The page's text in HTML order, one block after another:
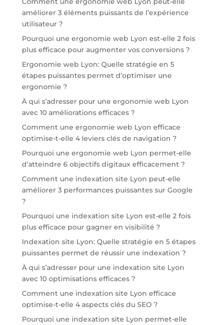
améliorer 3 éléments puissants de l’expérience
utilisateur ?
Pourquoi une ergonomie web Lyon est-elle 2 fois
plus efficace pour augmenter vos conversions ?
Ergonomie web Lyon: Quelle stratégie en 5
étapes puissantes permet d’optimiser une
ergonomie ?
À qui s’adresser pour une ergonomie web Lyon
avec 10 améliorations efficaces ?
Comment une ergonomie web Lyon efficace
optimise-t-elle 4 leviers clés de navigation ?
Pourquoi une ergonomie web Lyon permet-elle
d’atteindre 6 objectifs digitaux efficacement ?
Comment une indexation site Lyon peut-elle
améliorer 3 performances puissantes sur Google
?
Pourquoi une indexation site Lyon est-elle 2 fois
plus efficace pour gagner en visibilité ?
Indexation site Lyon: Quelle stratégie en 5 étapes
puissantes permet de réussir une indexation ?
À qui s’adresser pour une indexation site Lyon
avec 10 optimisations efficaces ?
Comment une indexation site Lyon efficace
optimise-t-elle 4 aspects clés du SEO ?
Pourquoi une indexation site Lyon permet-elle